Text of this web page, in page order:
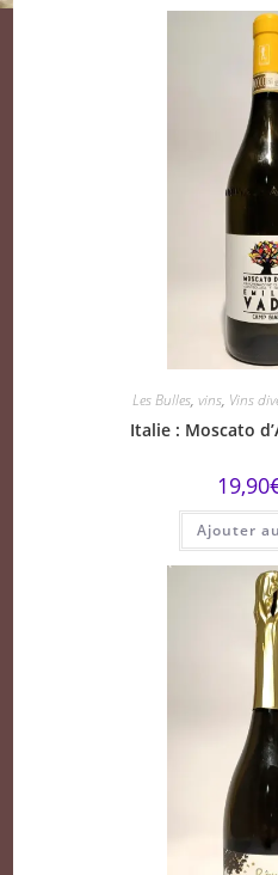
Les Bulles, vins, Vins
Italie : Moscato
19,90
Ajouter